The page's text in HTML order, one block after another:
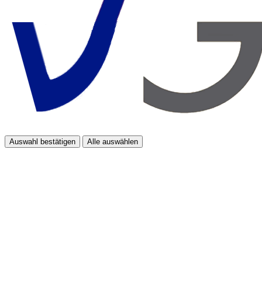
Auswahl bestätigen Alle auswählen